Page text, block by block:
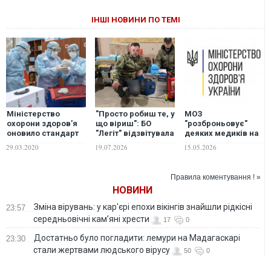
ІНШІ НОВИНИ ПО ТЕМІ
Міністерство
охорони здоров’я
оновило стандарт
допомоги при
29.03.2020
"Просто робиш те, у
що віриш": БО
"Легіт" відзвітувала
допомогу
19.07.2026
МОЗ
"розброньовує"
деяких медиків на
15.05.2026
Правила коментування ! »
НОВИНИ
23:57
Зміна вірувань: у кар'єрі епохи вікінгів знайшли рідкісні
середньовічні кам’яні хрести
17 0
23:30
Достатньо було погладити: лемури на Мадагаскарі
стали жертвами людського вірусу
50 0